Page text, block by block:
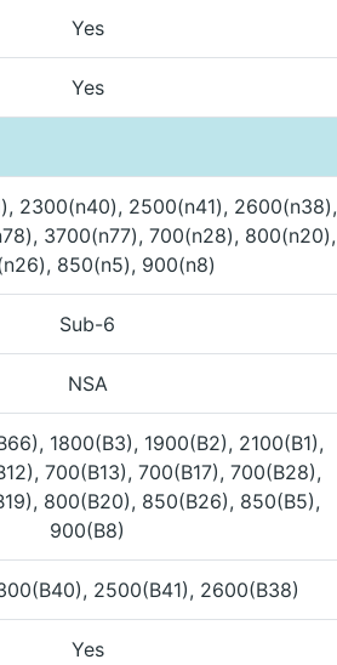
Yes
Yes
2300(n40), 2500(n41), 2600(n38),
3700(n77), 700(n28), 800(n20),
850(n5), 900(n8)
Sub-6
NSA
1800(B3), 1900(B2), 2100(B1),
700(B13), 700(B17), 700(B28),
800(B20), 850(B26), 850(B5),
900(B8)
2500(B41), 2600(B38)
Yes